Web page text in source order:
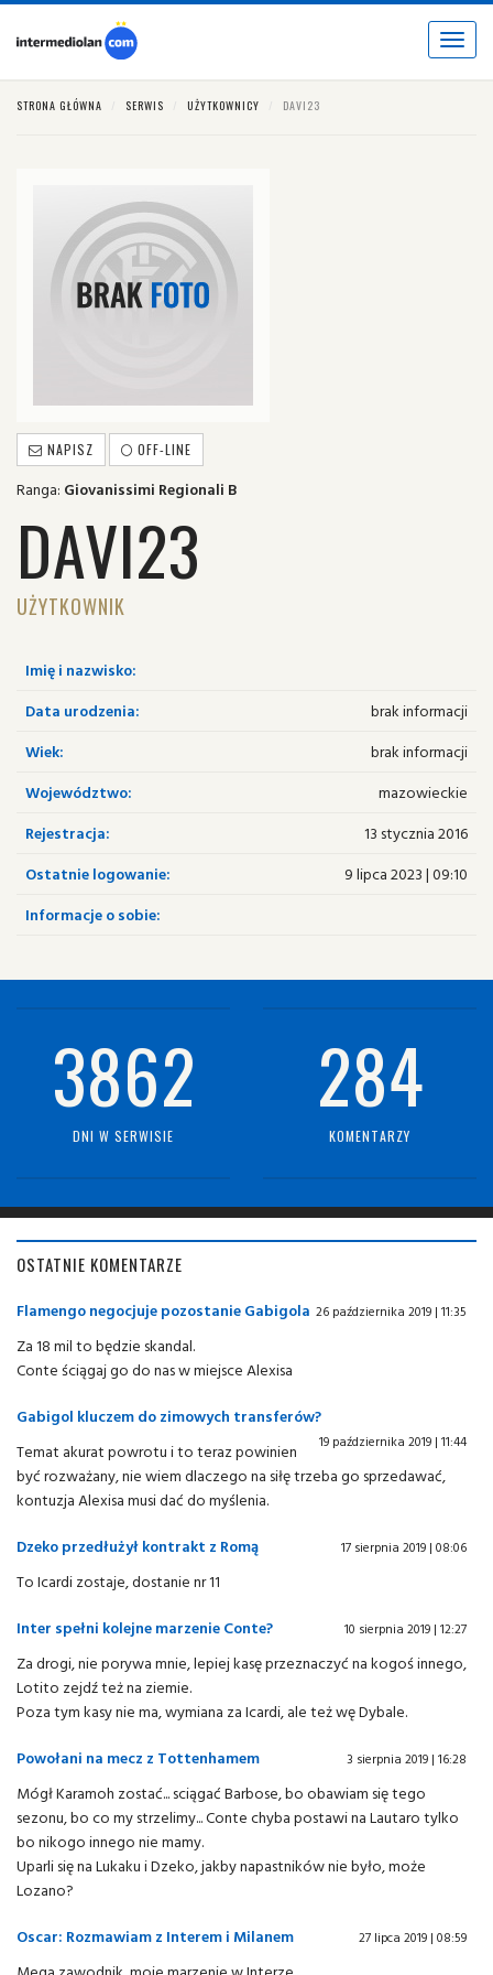
Toggle
STRONA GŁÓWNA SERWIS UŻYTKOWNICY DAVI23
NAPISZ OFF-LINE
Ranga: Giovanissimi Regionali B
DAVI23
UŻYTKOWNIK
Imię i nazwisko:
Data urodzenia:
brak informacji
Wiek:
brak informacji
Województwo:
mazowieckie
Rejestracja:
13 stycznia 2016
Ostatnie logowanie:
9 lipca 2023 | 09:10
Informacje o sobie:
3862
DNI W SERWISIE
284
KOMENTARZY
OSTATNIE KOMENTARZE
Flamengo negocjuje pozostanie Gabigola 26 października 2019 | 11:35
Za 18 mil to będzie skandal.
Conte ściągaj go do nas w miejsce Alexisa
Gabigol kluczem do zimowych transferów?
19 października 2019 | 11:44
Temat akurat powrotu i to teraz powinien
być rozważany, nie wiem dlaczego na siłę trzeba go sprzedawać,
kontuzja Alexisa musi dać do myślenia.
Dzeko przedłużył kontrakt z Romą
17 sierpnia 2019 | 08:06
To Icardi zostaje, dostanie nr 11
Inter spełni kolejne marzenie Conte?
10 sierpnia 2019 | 12:27
Za drogi, nie porywa mnie, lepiej kasę przeznaczyć na kogoś innego,
Lotito zejdź też na ziemie.
Poza tym kasy nie ma, wymiana za Icardi, ale też wę Dybale.
Powołani na mecz z Tottenhamem
3 sierpnia 2019 | 16:28
Mógł Karamoh zostać... sciągać Barbose, bo obawiam się tego
sezonu, bo co my strzelimy... Conte chyba postawi na Lautaro tylko
bo nikogo innego nie mamy.
Uparli się na Lukaku i Dzeko, jakby napastników nie było, może
Lozano?
Oscar: Rozmawiam z Interem i Milanem
27 lipca 2019 | 08:59